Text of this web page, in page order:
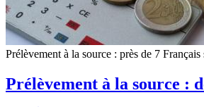
Prélèvement à la source : près de 7
Prélèvement à la source :